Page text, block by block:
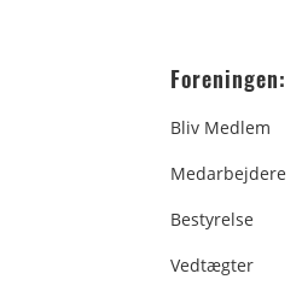
Foreningen:
Bliv Medlem
Medarbejdere
Bestyrelse
Vedtægter